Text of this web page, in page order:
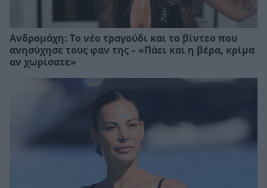
Ανδρομάχη: Το νέο τραγούδι και το βίντεο που
ανησύχησε τους φαν της – «Πάει και η βέρα, κρίμα
αν χωρίσατε»